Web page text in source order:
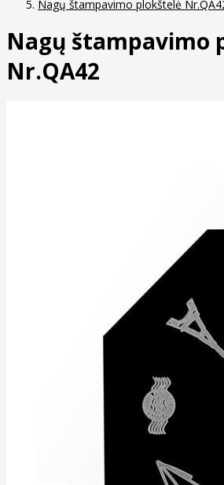
Nagų štampavimo plokštelė
Nagų štampavimo
Nr.QA42